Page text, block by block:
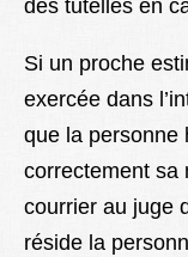
des tutelles en
Si un proche
exercée dans
que la personne
correctement sa
courrier au juge
réside la